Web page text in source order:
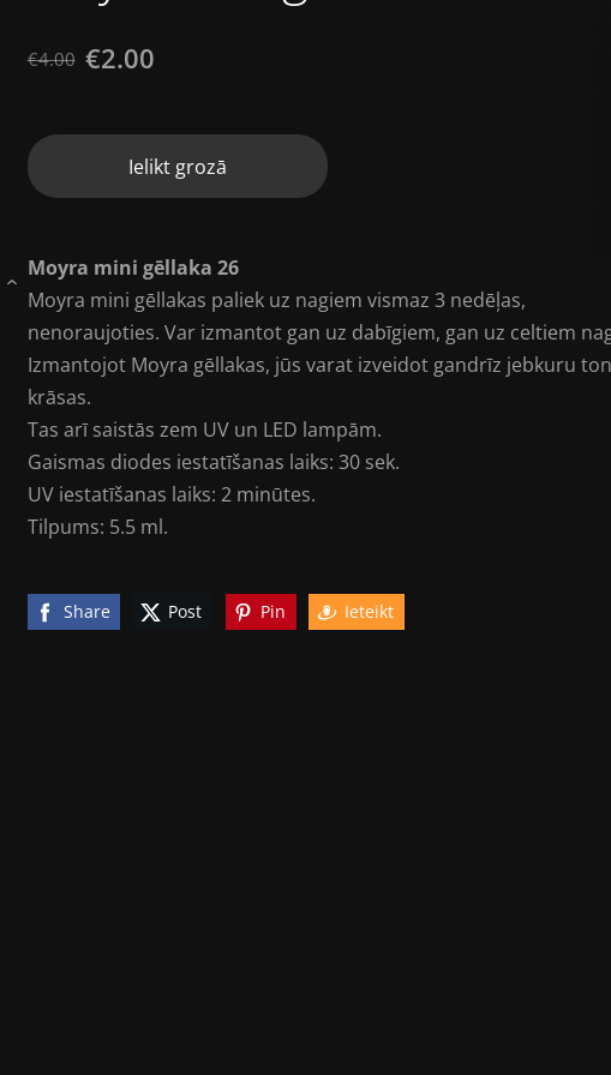
›
€4.00 €2.00
Ielikt grozā
Moyra mini gēllaka 26
Moyra mini gēllakas paliek uz nagiem vismaz 3 nedēļas,
nenoraujoties. Var izmantot gan uz dabīgiem, gan uz celtiem
Izmantojot Moyra gēllakas, jūs varat izveidot gandrīz jebkuru
krāsas.
Tas arī saistās zem UV un LED lampām.
Gaismas diodes iestatīšanas laiks: 30 sek.
UV iestatīšanas laiks: 2 minūtes.
Tilpums: 5.5 ml.
Share Post Pin Ieteikt